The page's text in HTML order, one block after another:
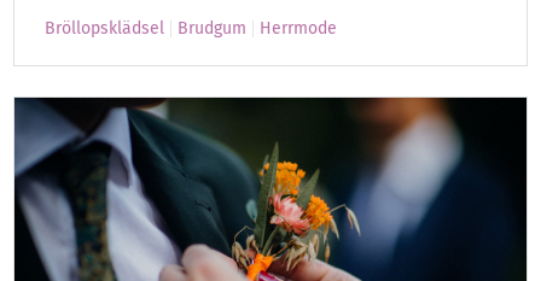
Bröllopsklädsel Brudgum Herrmode